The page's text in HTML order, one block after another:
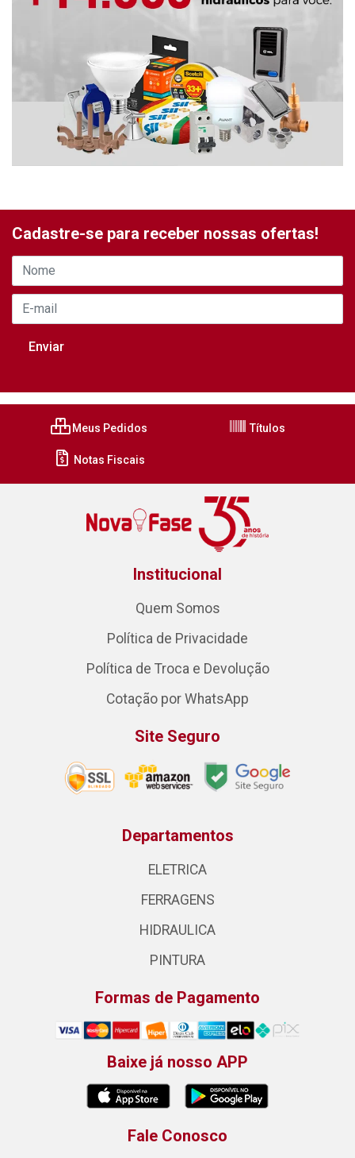
Cadastre-se para receber nossas ofertas!
Meus Pedidos Títulos
Notas Fiscais
Institucional
Quem Somos
Política de Privacidade
Política de Troca e Devolução
Cotação por WhatsApp
Site Seguro
Departamentos
ELETRICA
FERRAGENS
HIDRAULICA
PINTURA
Formas de Pagamento
Baixe já nosso APP
Fale Conosco